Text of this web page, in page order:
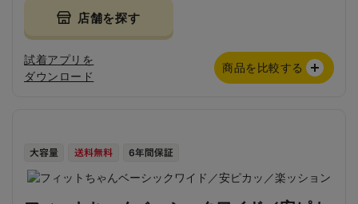
店舗を探す
試着アプリを
ダウンロード
商品を比較する